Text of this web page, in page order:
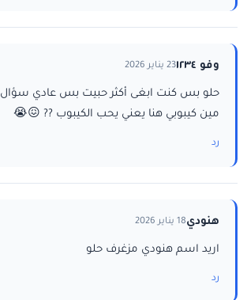
وفو ١٢٣٤ 23 يناير 2026
حلو بس كنت ابغى أكثر حبيت بس عادي سؤال
مين كيبوبي هنا يعني يحب الكيبوب ?? 😖😭
رد
هنودي18 يناير 2026
اريد اسم هنودي مزغرف حلو
رد